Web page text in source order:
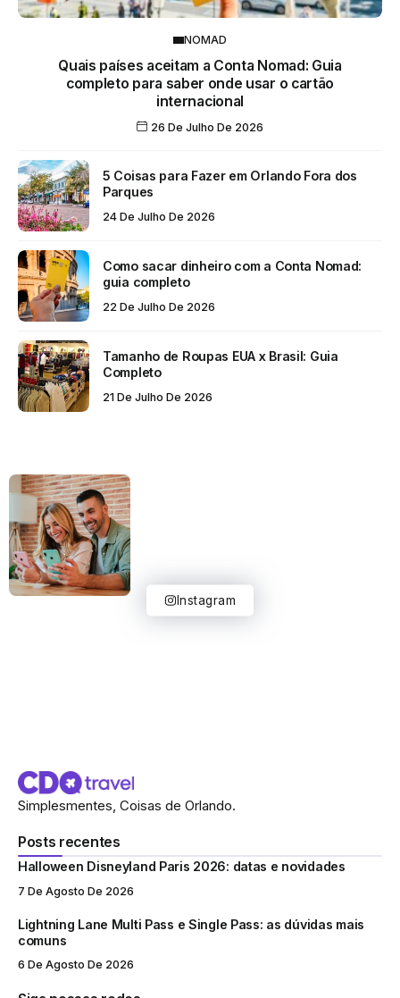
NOMAD
Quais países aceitam a Conta Nomad: Guia
completo para saber onde usar o cartão
internacional
26 De Julho De 2026
5 Coisas para Fazer em Orlando Fora dos
Parques
24 De Julho De 2026
Como sacar dinheiro com a Conta Nomad:
guia completo
22 De Julho De 2026
Tamanho de Roupas EUA x Brasil: Guia
Completo
21 De Julho De 2026
Instagram
Simplesmentes, Coisas de Orlando.
Posts recentes
Halloween Disneyland Paris 2026: datas e novidades
7 De Agosto De 2026
Lightning Lane Multi Pass e Single Pass: as dúvidas mais
comuns
6 De Agosto De 2026